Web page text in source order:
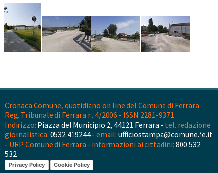
Cronaca Comune, quotidiano on line del Comune di Ferrara -
Reg. Tribunale di Ferrara n. 4/2006 - ISSN 2281-9371
Indirizzo: Piazza del Municipio 2, 44121 Ferrara - tel. redazione
giornalistica: 0532 419244 - email: ufficiostampa@comune.fe.it
- URP Comune di Ferrara - informazioni ai cittadini: 800 532
532
Privacy Policy Cookie Policy